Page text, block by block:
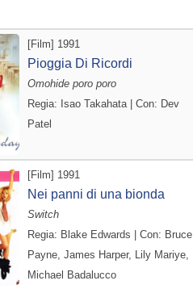
[Film] 1991
Pioggia Di Ricordi
Omohide poro poro
Regia: Isao Takahata | Con: Dev
Patel
[Film] 1991
Nei panni di una bionda
Switch
Regia: Blake Edwards | Con: Bruce
Payne, James Harper, Lily Mariye,
Michael Badalucco